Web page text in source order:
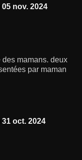
nov. 2024
mamans. deux
par maman
oct. 2024